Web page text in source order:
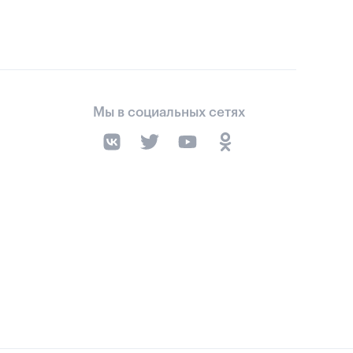
Мы в социальных сетях